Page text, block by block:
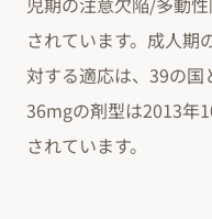
されています。成人期
対する適応は、39の国
36mgの剤型は2013年
されています。